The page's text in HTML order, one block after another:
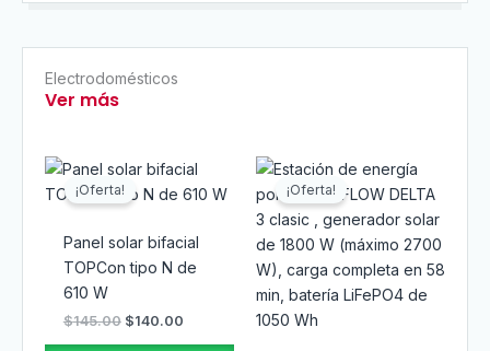
Electrodomésticos
Ver más
¡Oferta!
Panel solar bifacial
TOPCon tipo N de
610 W
$145.00
El
precio
original
$145.00.
$140.00
El
actual
$140.00.
¡Oferta!
El
original
era:
El
precio
actual
es: